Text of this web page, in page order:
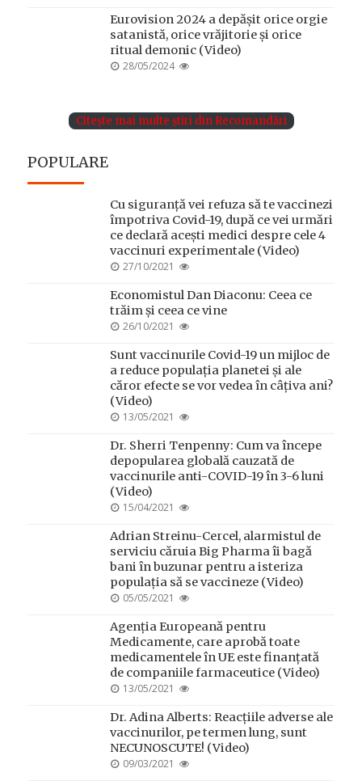
Eurovision 2024 a depășit orice orgie
satanistă, orice vrăjitorie și orice
ritual demonic (Video)
POSTED
28/05/2024
Citește mai multe știri din Recomandări
POPULARE
Cu siguranță vei refuza să te vaccinezi
împotriva Covid-19, după ce vei urmări
ce declară acești medici despre cele 4
vaccinuri experimentale (Video)
POSTED
27/10/2021
Economistul Dan Diaconu: Ceea ce
trăim și ceea ce vine
POSTED
26/10/2021
Sunt vaccinurile Covid-19 un mijloc de
a reduce populația planetei și ale
căror efecte se vor vedea în câțiva ani?
(Video)
POSTED
13/05/2021
Dr. Sherri Tenpenny: Cum va începe
depopularea globală cauzată de
vaccinurile anti-COVID-19 în 3-6 luni
(Video)
POSTED
15/04/2021
Adrian Streinu-Cercel, alarmistul de
serviciu căruia Big Pharma îi bagă
bani în buzunar pentru a isteriza
populația să se vaccineze (Video)
POSTED
05/05/2021
Agenția Europeană pentru
Medicamente, care aprobă toate
medicamentele în UE este finanțată
de companiile farmaceutice (Video)
POSTED
13/05/2021
Dr. Adina Alberts: Reacțiile adverse ale
vaccinurilor, pe termen lung, sunt
NECUNOSCUTE! (Video)
POSTED
09/03/2021